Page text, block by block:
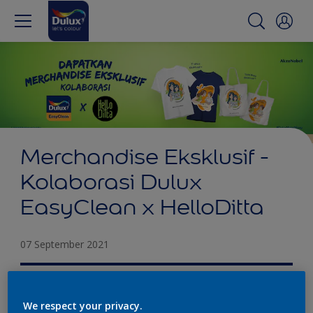
Merchandise Eksklusif -
Kolaborasi Dulux
EasyClean x HelloDitta
07 September 2021
Saat ini, rumah tak hanya sebagai tempat tinggal,
We respect your privacy.